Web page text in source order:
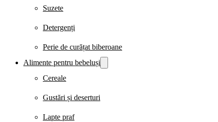
Suzete
Detergenți
Perie de curățat biberoane
Alimente pentru bebeluși
Cereale
Gustări și deserturi
Lapte praf